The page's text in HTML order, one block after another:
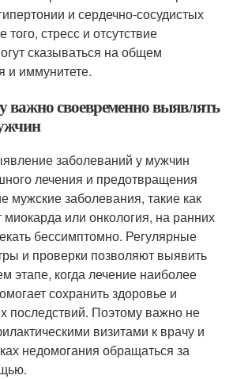
и сердечно-сосудистых
стресс и отсутствие
сказываться на общем
и иммунитете.
важно своевременно выявлять
заболеваний у мужчин
лечения и предотвращения
мужские заболевания, такие как
миокарда или онкология, на ранних
бессимптомно. Регулярные
и проверки позволяют выявить
этапе, когда лечение наиболее
сохранить здоровье и
последствий. Поэтому важно не
визитами к врачу и
недомогания обращаться за